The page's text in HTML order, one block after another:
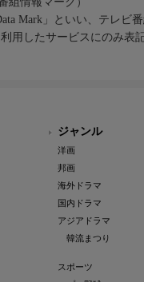
Mark」といい、テレビ
用したサービスにのみ表
ジャンル
洋画
邦画
海外ドラマ
国内ドラマ
アジアドラマ
韓流まつり
スポーツ